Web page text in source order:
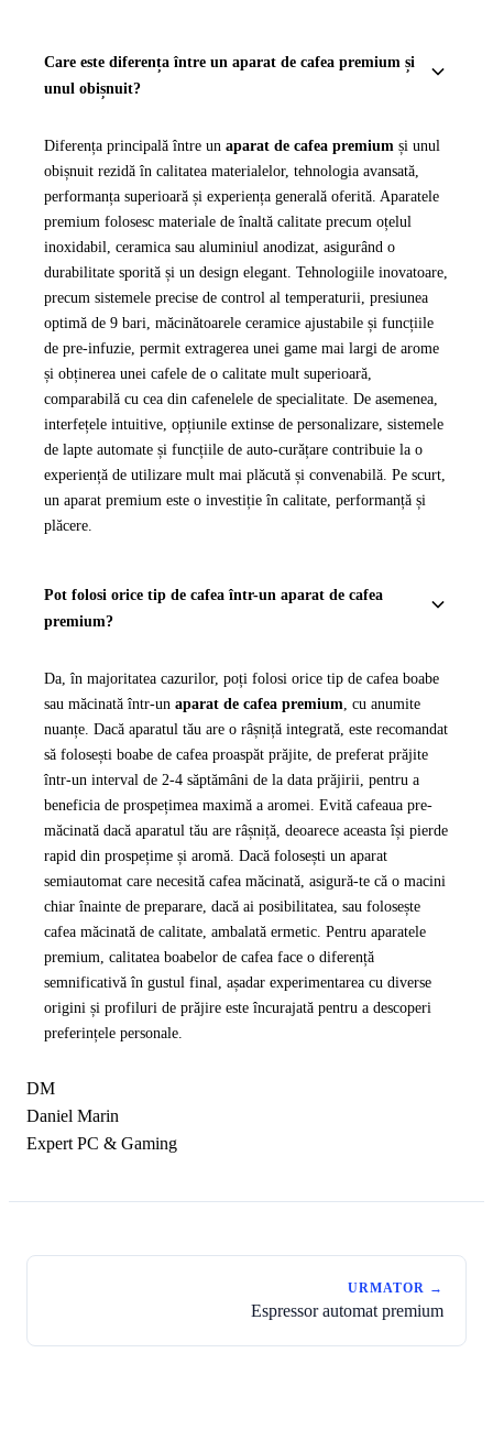
Care este diferența între un aparat de cafea premium și
unul obișnuit?
Diferența principală între un aparat de cafea premium și unul
obișnuit rezidă în calitatea materialelor, tehnologia avansată,
performanța superioară și experiența generală oferită. Aparatele
premium folosesc materiale de înaltă calitate precum oțelul
inoxidabil, ceramica sau aluminiul anodizat, asigurând o
durabilitate sporită și un design elegant. Tehnologiile inovatoare,
precum sistemele precise de control al temperaturii, presiunea
optimă de 9 bari, măcinătoarele ceramice ajustabile și funcțiile
de pre-infuzie, permit extragerea unei game mai largi de arome
și obținerea unei cafele de o calitate mult superioară,
comparabilă cu cea din cafenelele de specialitate. De asemenea,
interfețele intuitive, opțiunile extinse de personalizare, sistemele
de lapte automate și funcțiile de auto-curățare contribuie la o
experiență de utilizare mult mai plăcută și convenabilă. Pe scurt,
un aparat premium este o investiție în calitate, performanță și
plăcere.
Pot folosi orice tip de cafea într-un aparat de cafea
premium?
Da, în majoritatea cazurilor, poți folosi orice tip de cafea boabe
sau măcinată într-un aparat de cafea premium , cu anumite
nuanțe. Dacă aparatul tău are o râșniță integrată, este recomandat
să folosești boabe de cafea proaspăt prăjite, de preferat prăjite
într-un interval de 2-4 săptămâni de la data prăjirii, pentru a
beneficia de prospețimea maximă a aromei. Evită cafeaua pre-
măcinată dacă aparatul tău are râșniță, deoarece aceasta își pierde
rapid din prospețime și aromă. Dacă folosești un aparat
semiautomat care necesită cafea măcinată, asigură-te că o macini
chiar înainte de preparare, dacă ai posibilitatea, sau folosește
cafea măcinată de calitate, ambalată ermetic. Pentru aparatele
premium, calitatea boabelor de cafea face o diferență
semnificativă în gustul final, așadar experimentarea cu diverse
origini și profiluri de prăjire este încurajată pentru a descoperi
preferințele personale.
DM
Daniel Marin
Expert PC & Gaming
URMATOR →
Espressor automat premium